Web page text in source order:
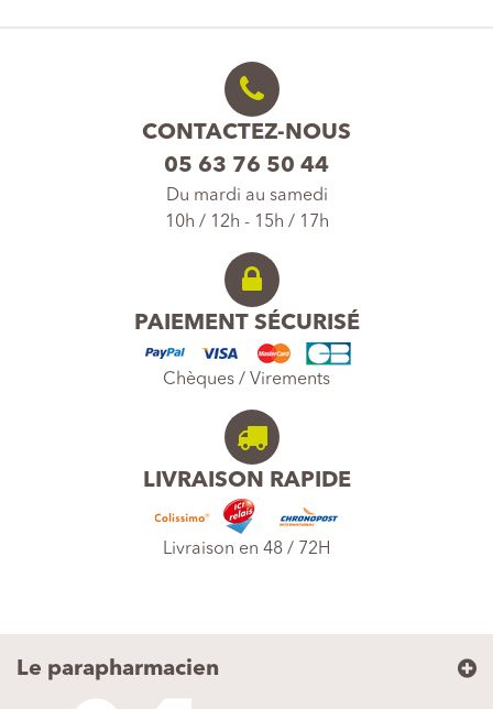
CONTACTEZ-NOUS
05 63 76 50 44
Du mardi au samedi
10h / 12h - 15h / 17h
PAIEMENT SÉCURISÉ
Chèques / Virements
LIVRAISON RAPIDE
Livraison en 48 / 72H
Le parapharmacien